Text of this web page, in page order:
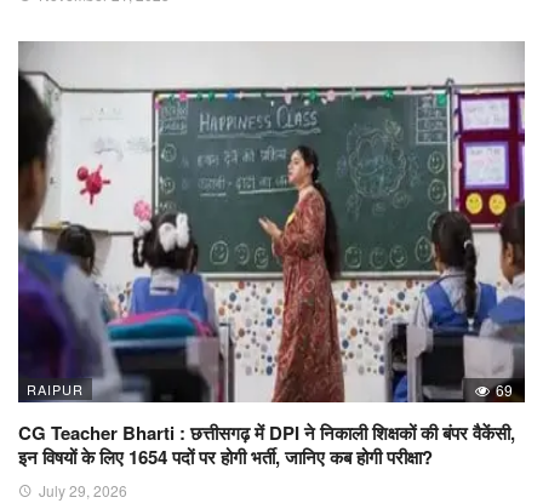
RAIPUR 69
CG Teacher Bharti : छत्तीसगढ़ में DPI ने निकाली शिक्षकों की बंपर वैकेंसी,
इन विषयों के लिए 1654 पदों पर होगी भर्ती, जानिए कब होगी परीक्षा?
July 29, 2026